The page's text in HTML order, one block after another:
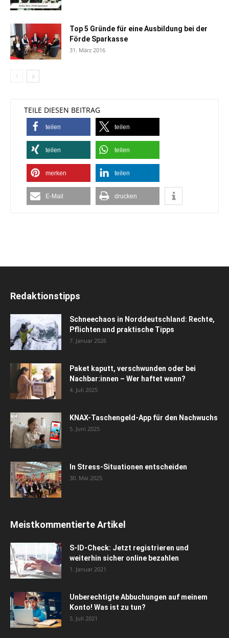
Top 5 Gründe für eine Ausbildung bei der
Förde Sparkasse
31. März 2016
TEILE DIESEN BEITRAG
teilen teilen
teilen teilen
merken teilen
E-Mail drucken
Redaktionstipps
Schneechaos in Norddeutschland: Rechte,
Pflichten und praktische Tipps
7. Januar 2026
Paket kaputt, verschwunden oder bei
Nachbar:innen – Wer haftet wann?
4. Juli 2025
KNAX-Taschengeld-App für den Nachwuchs
5. Juni 2025
In Stress-Situationen entscheiden
30. Mai 2025
Meistkommentierte Artikel
S-ID-Check: Jetzt registrieren und
weiterhin sicher online bezahlen
1. Januar 2021
Unberechtigte Abbuchungen auf meinem
Konto! Was ist zu tun?
5. Juli 2021